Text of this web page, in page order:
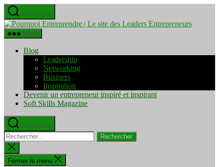
Aller
au
contenu
Recherche
Pourquoi
Menu
Blog
Leadership
Networking
Business
Inspiration
Devenir un entrepreneur inspiré et inspirant
Soft Skills Magazine
Recherche
Rechercher :
Fermer
la
recherche
Fermer le menu